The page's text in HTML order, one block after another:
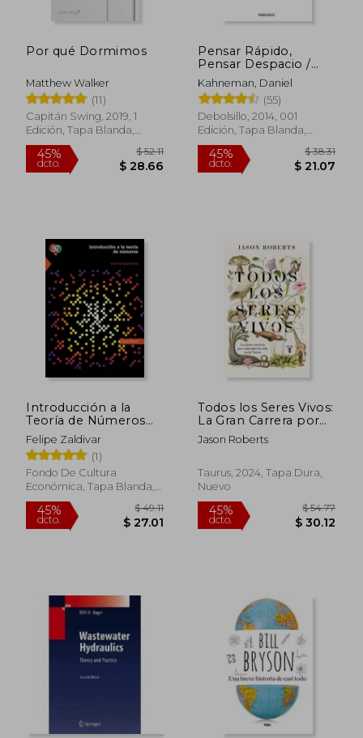
Por qué Dormimos
Matthew Walker
(11)
Capitán Swing, 2019, 1
Edición, Tapa Blanda,
Nuevo
45%
Pensar Rápido,
Pensar Despacio /
Thinking, Fast and
Slow
Kahneman, Daniel
(55)
Debolsillo, 2014, 001
Edición, Tapa Blanda,
Nuevo
45%
dcto.
Introducción a la
Teoría de Números
(Nueva Edicíon)
Felipe Zaldivar
(1)
Fondo De Cultura
Económica, Tapa Blanda,
Nuevo
Todos los Seres Vivos:
La Gran Carrera por
Entender la Vida en la
Tierra
Jason Roberts
Taurus, 2024, Tapa Dura,
Nuevo